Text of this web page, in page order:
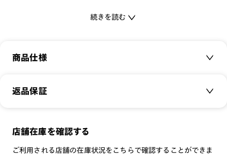
女問わず誰でもかけやすいサングラス。
グプラスティックを採用し、軽さと弾力性のバランスが取れた
定。メガネのように日常的にお使いいただけます。
サングラスを初めて使う方におすすめしたい一本です。
続きを読む
商品仕様
商品名：
重さ： 17 g
スタイル： ウェリントン
返品保証
サングラス商品でも、
店舗在庫を確認する
ご利用される店舗の在庫状況をこちらで確認することができま